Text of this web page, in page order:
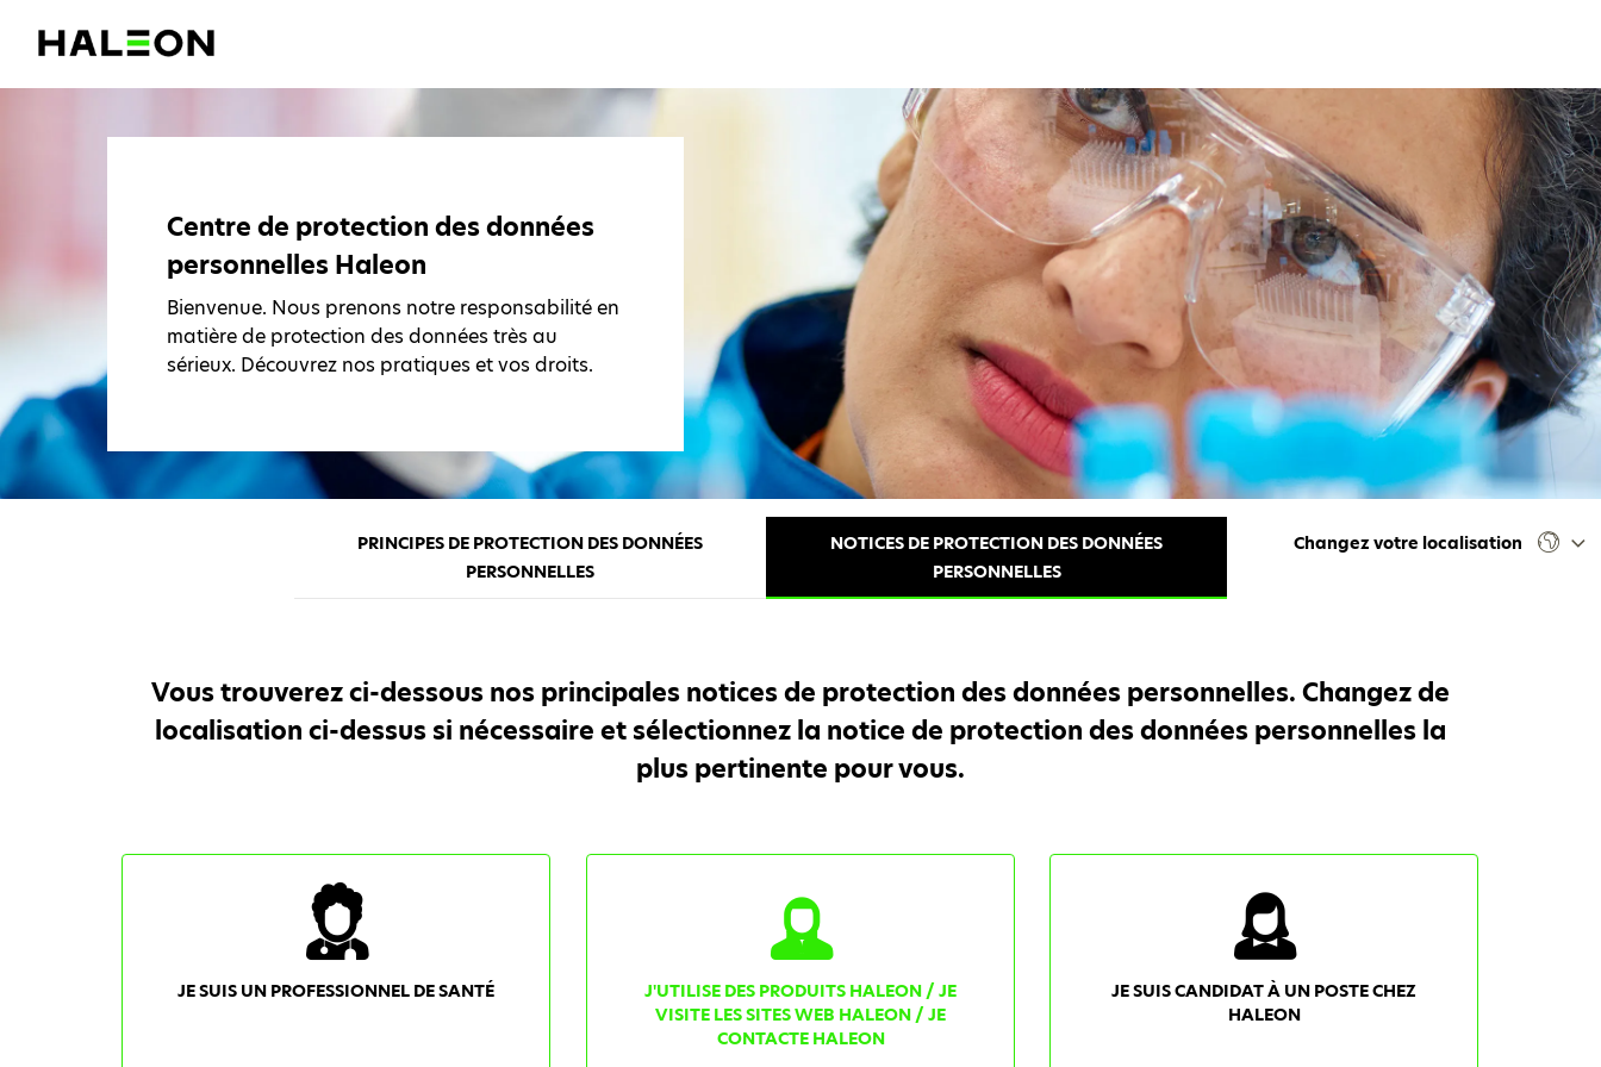
Centre de protection des données
personnelles Haleon
Bienvenue. Nous prenons notre responsabilité en
matière de protection des données très au
sérieux. Découvrez nos pratiques et vos droits.
PRINCIPES DE PROTECTION DES DONNÉES
PERSONNELLES
NOTICES DE PROTECTION DES DONNÉES
PERSONNELLES
Changez votre localisation
Vous trouverez ci-dessous nos principales notices de protection des données personnelles. Changez de
localisation ci-dessus si nécessaire et sélectionnez la notice de protection des données personnelles la
plus pertinente pour vous.
JE SUIS UN PROFESSIONNEL DE SANTÉ
J'UTILISE DES PRODUITS HALEON / JE
VISITE LES SITES WEB HALEON / JE
CONTACTE HALEON
JE SUIS CANDIDAT À UN POSTE CHEZ
HALEON